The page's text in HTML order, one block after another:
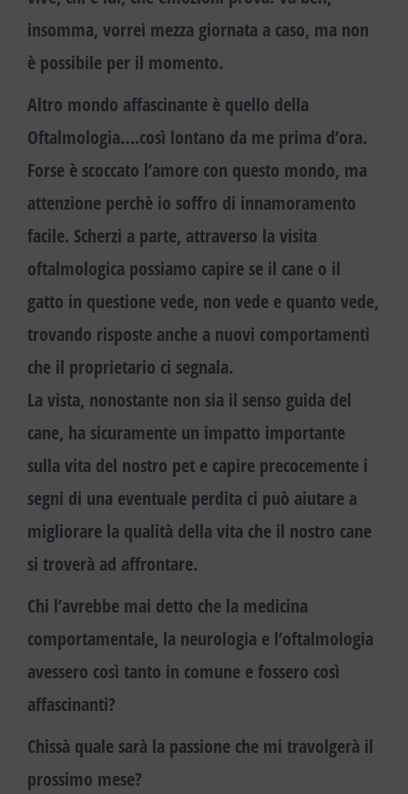
insomma, vorrei mezza giornata a caso, ma non
è possibile per il momento.
Altro mondo affascinante è quello della
Oftalmologia….così lontano da me prima d’ora.
Forse è scoccato l’amore con questo mondo, ma
attenzione perchè io soffro di innamoramento
facile. Scherzi a parte, attraverso la visita
oftalmologica possiamo capire se il cane o il
gatto in questione vede, non vede e quanto vede,
trovando risposte anche a nuovi comportamenti
che il proprietario ci segnala.
La vista, nonostante non sia il senso guida del
cane, ha sicuramente un impatto importante
sulla vita del nostro pet e capire precocemente i
segni di una eventuale perdita ci può aiutare a
migliorare la qualità della vita che il nostro cane
si troverà ad affrontare.
Chi l’avrebbe mai detto che la medicina
comportamentale, la neurologia e l’oftalmologia
avessero così tanto in comune e fossero così
affascinanti?
Chissà quale sarà la passione che mi travolgerà il
prossimo mese?